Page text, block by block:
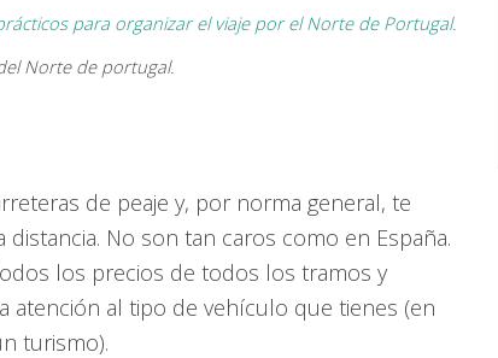
Norte de portugal.
de peaje y, por norma general, te
No son tan caros como en España.
los precios de todos los tramos y
atención al tipo de vehículo que tienes (en
turismo).